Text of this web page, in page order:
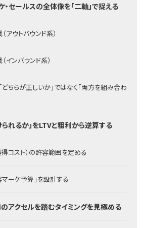
セールスの全体像を「二軸」で捉える
アウトバウンド系）
インバウンド系）
ちらが正しいか」ではなく「両方を組み合わ
られるか」をLTVと粗利から逆算する
得コスト）の許容範囲を定める
マーケ予算」を設計する
アクセルを踏むタイミングを見極める